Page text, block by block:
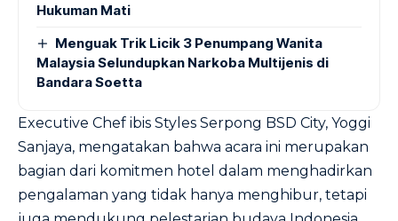
Hukuman Mati
Menguak Trik Licik 3 Penumpang Wanita
Malaysia Selundupkan Narkoba Multijenis di
Bandara Soetta
Executive Chef ibis Styles Serpong BSD City, Yoggi
Sanjaya, mengatakan bahwa acara ini merupakan
bagian dari komitmen hotel dalam menghadirkan
pengalaman yang tidak hanya menghibur, tetapi